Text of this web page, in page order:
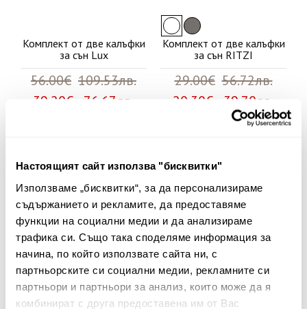
Настоящият сайт използва "бисквитки"
Използваме „бисквитки“, за да персонализираме
съдържанието и рекламите, да предоставяме
функции на социални медии и да анализираме
трафика си. Също така споделяме информация за
начина, по който използвате сайта ни, с
партньорските си социални медии, рекламните си
партньори и партньори за анализ, които може да я
комбинират с друга предоставена им от Вас
Комплект от две калъфки
за сън Lux
56.00€ 109.53лв.
39.20€ 76.67лв.
Комплект от две калъфки
за сън RITZI
29.00€ 56.72лв.
20.30€ 39.70лв.